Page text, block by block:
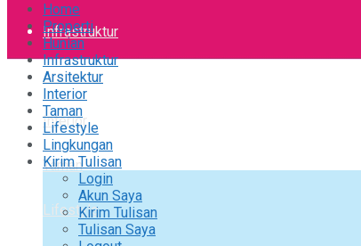
Infrastruktur
Arsitektur
Interior
Taman
Lifestyle
Home
Properti
Hunian
Infrastruktur
Arsitektur
Interior
Taman
Lifestyle
Lingkungan
Kirim Tulisan
Login
Akun Saya
Kirim Tulisan
Tulisan Saya